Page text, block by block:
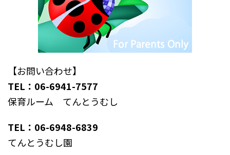
【お問い合わせ】
TEL：06-6941-7577
保育ルーム てんとうむし
TEL：06-6948-6839
てんとうむし園